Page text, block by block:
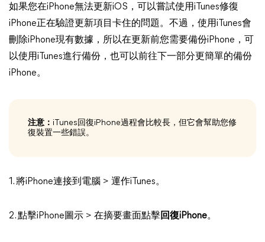
如果您在iPhone無法更新iOS，可以嘗試使用iTunes修復
iPhone正在驗證更新項目卡住的問題。不過，使用iTunes會
刪除iPhone現有數據，所以在更新前您需要備份iPhone，可
以使用iTunes進行備份，也可以前往下一部分更簡單的備份
iPhone。
注意： iTunes回復iPhone過程會比較長，但它會幫助您修
復裝置一些錯誤。
1. 將iPhone連接到電腦 > 運作iTunes。
2. 點擊iPhone圖示 > 在摘要畫面點擊回復iPhone。